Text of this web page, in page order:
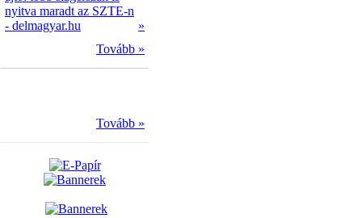
nyitva maradt az SZTE-n
- delmagyar.hu
»
Tovább »
Tovább »